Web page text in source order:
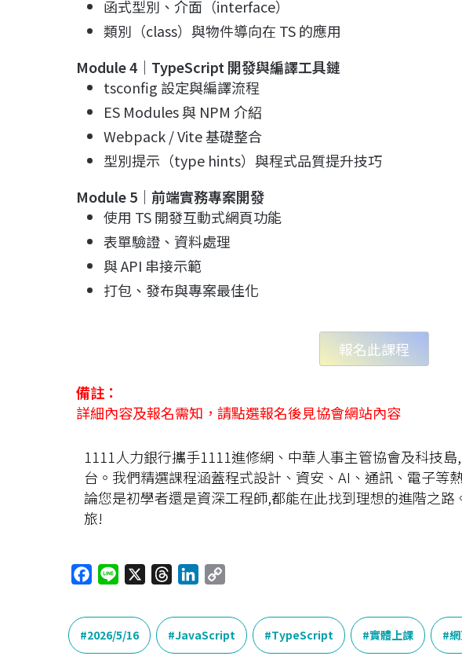
函式型別、介面（interface）
類別（class）與物件導向在 TS 的應用
Module 4 ｜ TypeScript 開發與編譯工具鏈
tsconfig 設定與編譯流程
ES Modules 與 NPM 介紹
Webpack / Vite 基礎整合
型別提示（type hints）與程式品質提升技巧
Module 5 ｜前端實務專案開發
使用 TS 開發互動式網頁功能
表單驗證、資料處理
與 API 串接示範
打包、發布與專案最佳化
報名此課程
備註：
詳細內容及報名需知，請點選報名後見協會網站內容
1111人力銀行攜手1111進修網、中華人事主管協會及科技
台。我們精選課程涵蓋程式設計、資安、AI、通訊、電子等
論您是初學者還是資深工程師,都能在此找到理想的進階之
旅!
c
e
b
n
e
r
e
a
n
k
e
p
y
L
2026/5/16 JavaScript TypeScript 實體上課